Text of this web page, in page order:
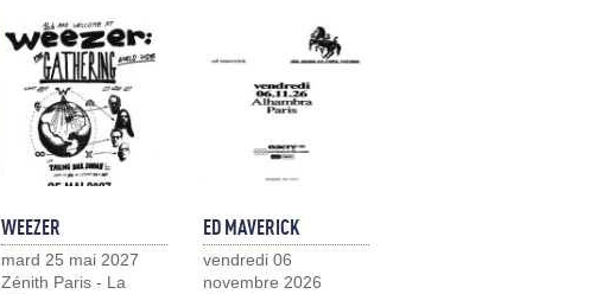
WEEZER
mard 25 mai 2027
Zénith Paris - La
ED MAVERICK
vendredi 06
novembre 2026